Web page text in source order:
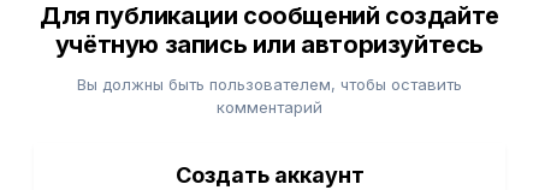
Для публикации сообщений создайте
учётную запись или авторизуйтесь
Вы должны быть пользователем, чтобы оставить
комментарий
Создать аккаунт